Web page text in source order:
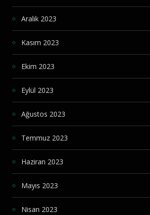
Aralık 2023
Kasım 2023
Ekim 2023
Eylül 2023
Ağustos 2023
Temmuz 2023
Haziran 2023
Mayıs 2023
Nisan 2023